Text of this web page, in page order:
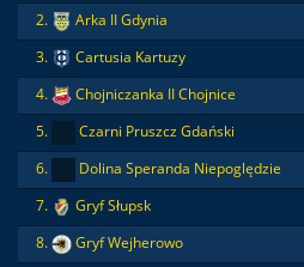
2.
Arka II Gdynia
3.
Cartusia Kartuzy
4.
Chojniczanka II Chojnice
5.
Czarni Pruszcz Gdański
6.
Dolina Speranda Niepoględzie
7.
Gryf Słupsk
8.
Gryf Wejherowo